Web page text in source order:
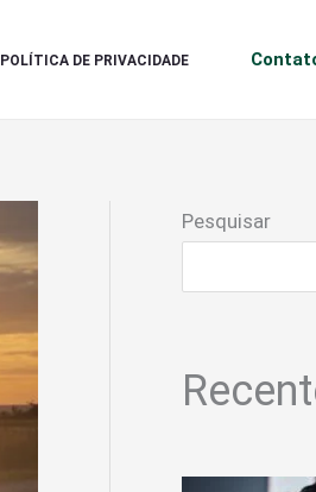
POLÍTICA DE PRIVACIDADE
Pesquisar